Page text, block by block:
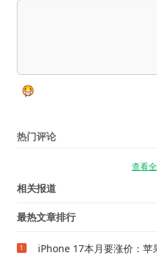
热门评论
查看
相关报道
最热文章排行
1 iPhone 17本月要涨价：苹